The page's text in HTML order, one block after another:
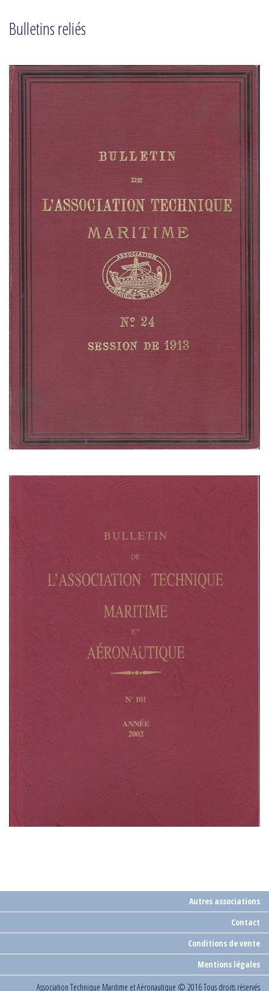
Bulletins reliés
Autres associations
Contact
Conditions de vente
Mentions légales
Association Technique Maritime et Aéronautique © 2016 Tous droits réservés